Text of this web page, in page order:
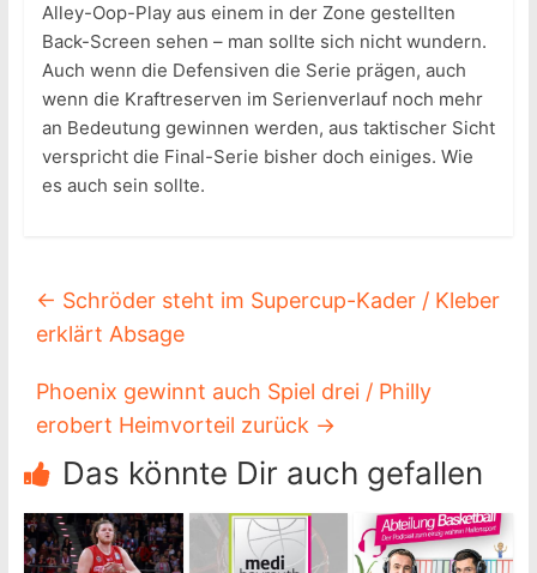
Alley-Oop-Play aus einem in der Zone gestellten
Back-Screen sehen – man sollte sich nicht wundern.
Auch wenn die Defensiven die Serie prägen, auch
wenn die Kraftreserven im Serienverlauf noch mehr
an Bedeutung gewinnen werden, aus taktischer Sicht
verspricht die Final-Serie bisher doch einiges. Wie
es auch sein sollte.
← Schröder steht im Supercup-Kader / Kleber
erklärt Absage
Phoenix gewinnt auch Spiel drei / Philly
erobert Heimvorteil zurück →
Das könnte Dir auch gefallen